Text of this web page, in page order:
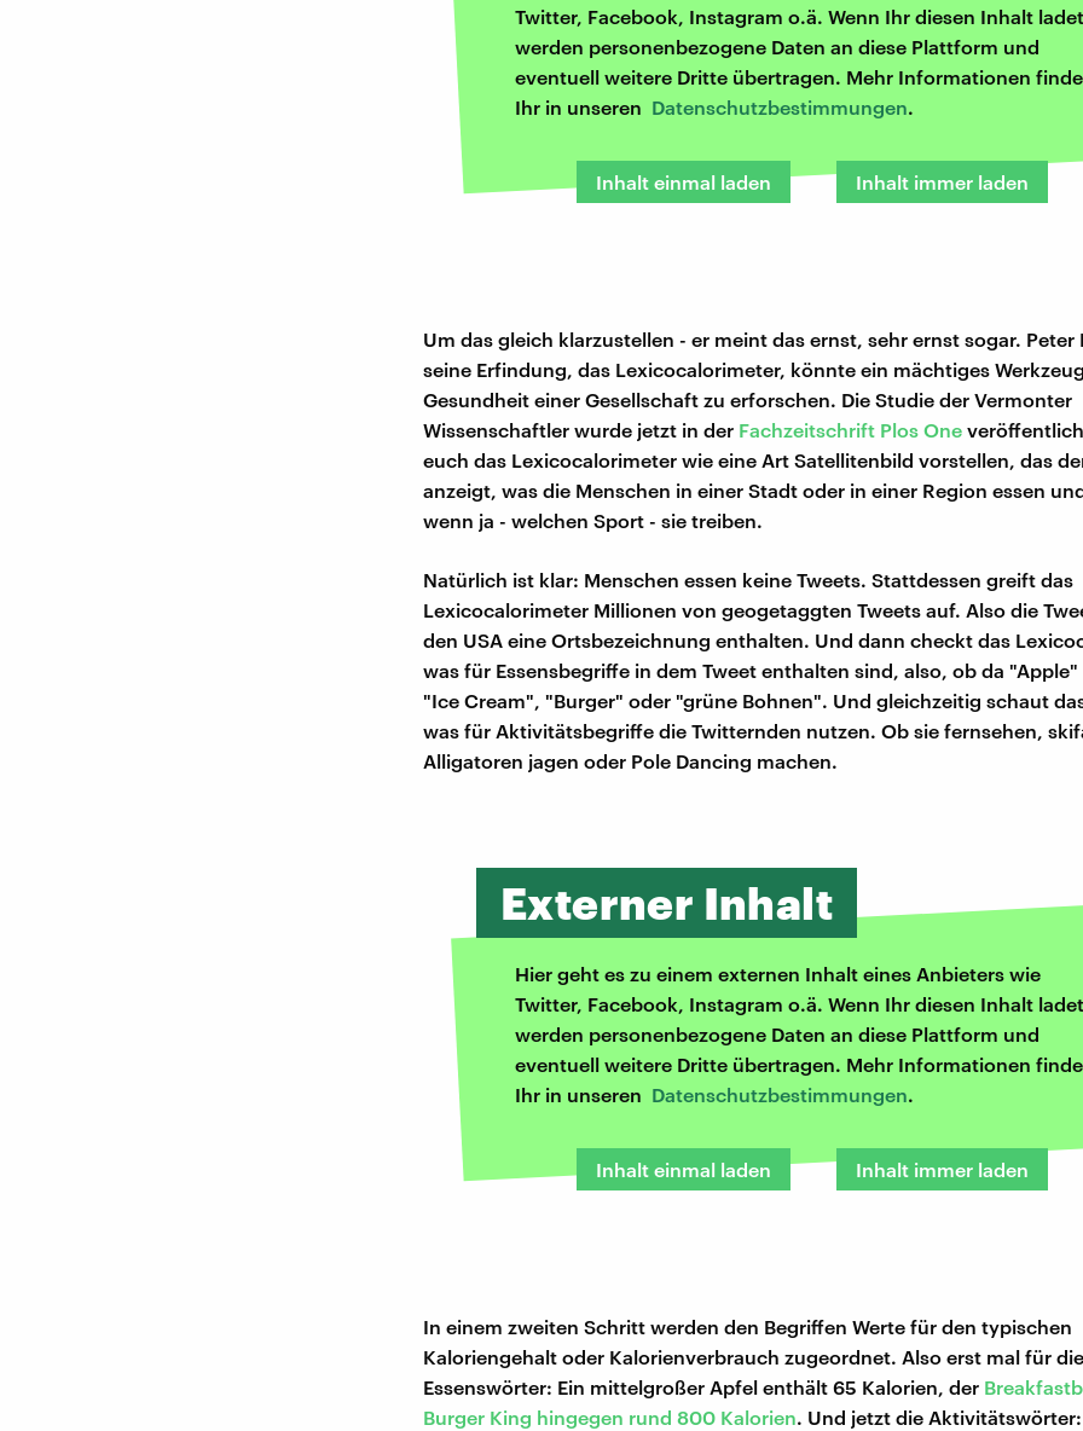
Twitter, Facebook, Instagram o.ä. Wenn Ihr diesen Inhalt
werden personenbezogene Daten an diese Plattform und
eventuell weitere Dritte übertragen. Mehr Informationen
Ihr in unseren Datenschutzbestimmungen.
Inhalt einmal laden Inhalt immer laden
Um das gleich klarzustellen - er meint das ernst, sehr ernst sogar. Peter
seine Erfindung, das Lexicocalorimeter, könnte ein mächtiges
Gesundheit einer Gesellschaft zu erforschen. Die Studie der Vermonter
Wissenschaftler wurde jetzt in der Fachzeitschrift Plos One
euch das Lexicocalorimeter wie eine Art Satellitenbild vorstellen, das
anzeigt, was die Menschen in einer Stadt oder in einer Region essen
wenn ja - welchen Sport - sie treiben.
Natürlich ist klar: Menschen essen keine Tweets. Stattdessen greift das
Lexicocalorimeter Millionen von geogetaggten Tweets auf. Also die
den USA eine Ortsbezeichnung enthalten. Und dann checkt das
was für Essensbegriffe in dem Tweet enthalten sind, also, ob da
"Ice Cream", "Burger" oder "grüne Bohnen". Und gleichzeitig schaut
was für Aktivitätsbegriffe die Twitternden nutzen. Ob sie fernsehen,
Alligatoren jagen oder Pole Dancing machen.
Externer Inhalt
Hier geht es zu einem externen Inhalt eines Anbieters wie
Twitter, Facebook, Instagram o.ä. Wenn Ihr diesen Inhalt
werden personenbezogene Daten an diese Plattform und
eventuell weitere Dritte übertragen. Mehr Informationen
Ihr in unseren Datenschutzbestimmungen.
Inhalt einmal laden Inhalt immer laden
In einem zweiten Schritt werden den Begriffen Werte für den typischen
Kaloriengehalt oder Kalorienverbrauch zugeordnet. Also erst mal für die
Essenswörter: Ein mittelgroßer Apfel enthält 65 Kalorien, der
Burger King hingegen rund 800 Kalorien. Und jetzt die Aktivitätswörter: